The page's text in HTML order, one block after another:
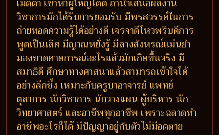
วิชาการมักได้รับการยอมรับ มีพรสวรรค์ในการ
ถ่ายทอดความรู้ได้อย่างดี เจรจาดีไหวพริบดีการ
พูดเป็นเลิศ มีญาณหยั่งรู้ มีลางสังหรณ์แม่นยำ
มองขาดคาดการณ์อะไรแล้วมักเกิดขึ้นจริง มี
สมาธิดี ศึกษาทางศาสนาแล้วสามารถเข้าใจได้
อย่างลึกซึ้ง เหมาะกับครูบาอาจารย์ แพทย์
ตุลาการ นักวิชาการ นักวางแผน ผู้บริหาร นัก
วิทยาศาสตร์ และอาชีพทุกอาชีพ เพราะฉลาดทำ
อาชีพอะไรก็ได้ มีปัญญาอยู่กับตัวไม่มีอดตาย